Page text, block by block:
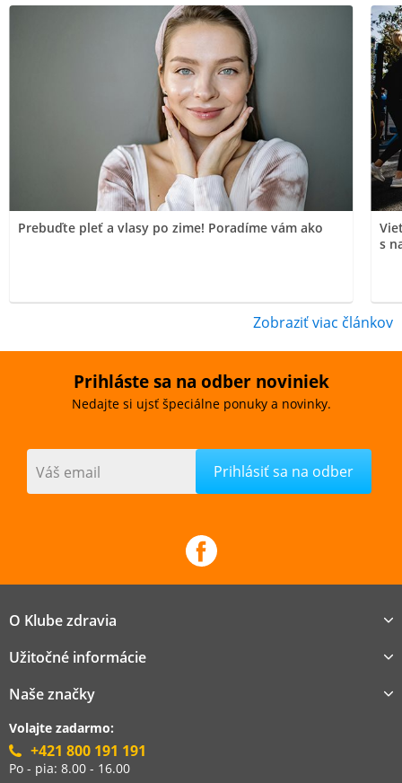
Prebuďte pleť a vlasy po zime! Poradíme vám ako
s
Zobraziť viac článkov
Prihláste sa na odber noviniek
Nedajte si ujsť špeciálne ponuky a novinky.
Váš email
O Klube zdravia
Užitočné informácie
Naše značky
Volajte zadarmo:
+421 800 191 191
Po - pia: 8.00 - 16.00